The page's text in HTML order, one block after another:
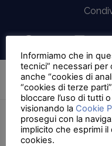
Informiamo che in
tecnici” necessari per
anche “cookies di
“cookies di terze
bloccare l’uso di tutti
visionando la Cookie
prosegui con la
implicito che esprimi
cookies.